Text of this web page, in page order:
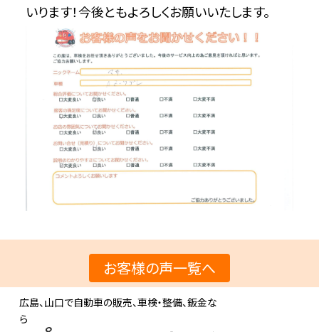
いります！今後ともよろしくお願いいたします。
お客様の声一覧へ
広島、山口で自動車の販売、車検・整備、鈑金な
ら